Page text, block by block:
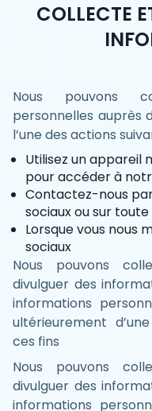
COLLECTE
Nous pouvons
personnelles auprès
l’une des actions
Utilisez un appareil
pour accéder à
Contactez-nous
sociaux ou sur
Lorsque vous nous
sociaux
Nous pouvons
divulguer des
informations
ultérieurement
ces fins
Nous pouvons
divulguer des
informations